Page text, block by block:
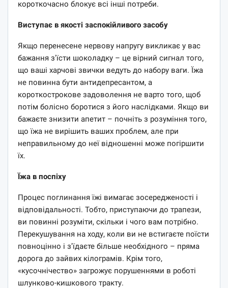
короткочасно блокує всі інші потреби.
Виступає в якості заспокійливого засобу
Якщо перенесене нервову напругу викликає у вас
бажання з'їсти шоколадку – це вірний сигнал того,
що ваші харчові звички ведуть до набору ваги. Їжа
не повинна бути антидепресантом, а
короткострокове задоволення не варто того, щоб
потім болісно боротися з його наслідками. Якщо ви
бажаєте знизити апетит – почніть з розуміння того,
що їжа не вирішить ваших проблем, але при
неправильному до неї відношенні може погіршити
їх.
Їжа в поспіху
Процес поглинання їжі вимагає зосередженості і
відповідальності. Тобто, приступаючи до трапези,
ви повинні розуміти, скільки і чого вам потрібно.
Перекушування на ходу, коли ви не встигаєте поїсти
повноцінно і з'їдаєте більше необхідного – пряма
дорога до зайвих кілограмів. Крім того,
«кусочнічество» загрожує порушеннями в роботі
шлунково-кишкового тракту.